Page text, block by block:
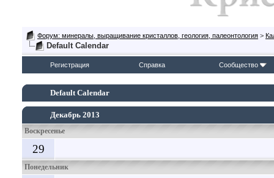
Форум: минералы, выращивание кристаллов, геология, палеонтология >
Default Calendar
Регистрация Справка Сообщество
Default Calendar
Декабрь 2013
Воскресенье
29
Понедельник